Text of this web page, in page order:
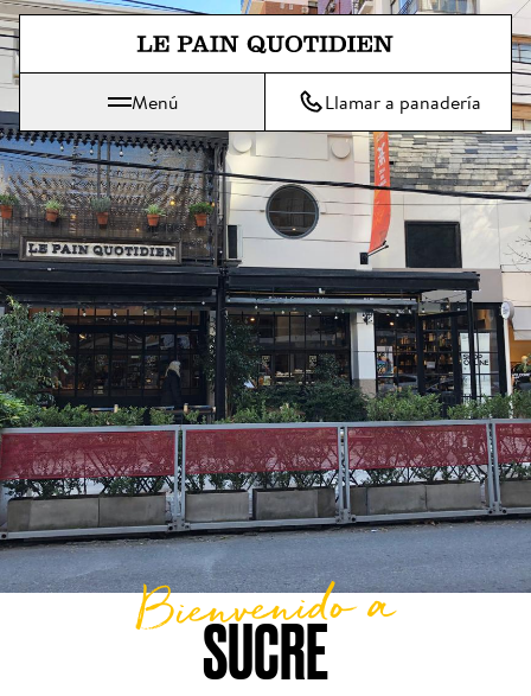
Ir directamente al contenido
Le Pain Quotidien significa: El pan de cada día
Menú Llamar a panadería
SUCRE
Bienvenido a